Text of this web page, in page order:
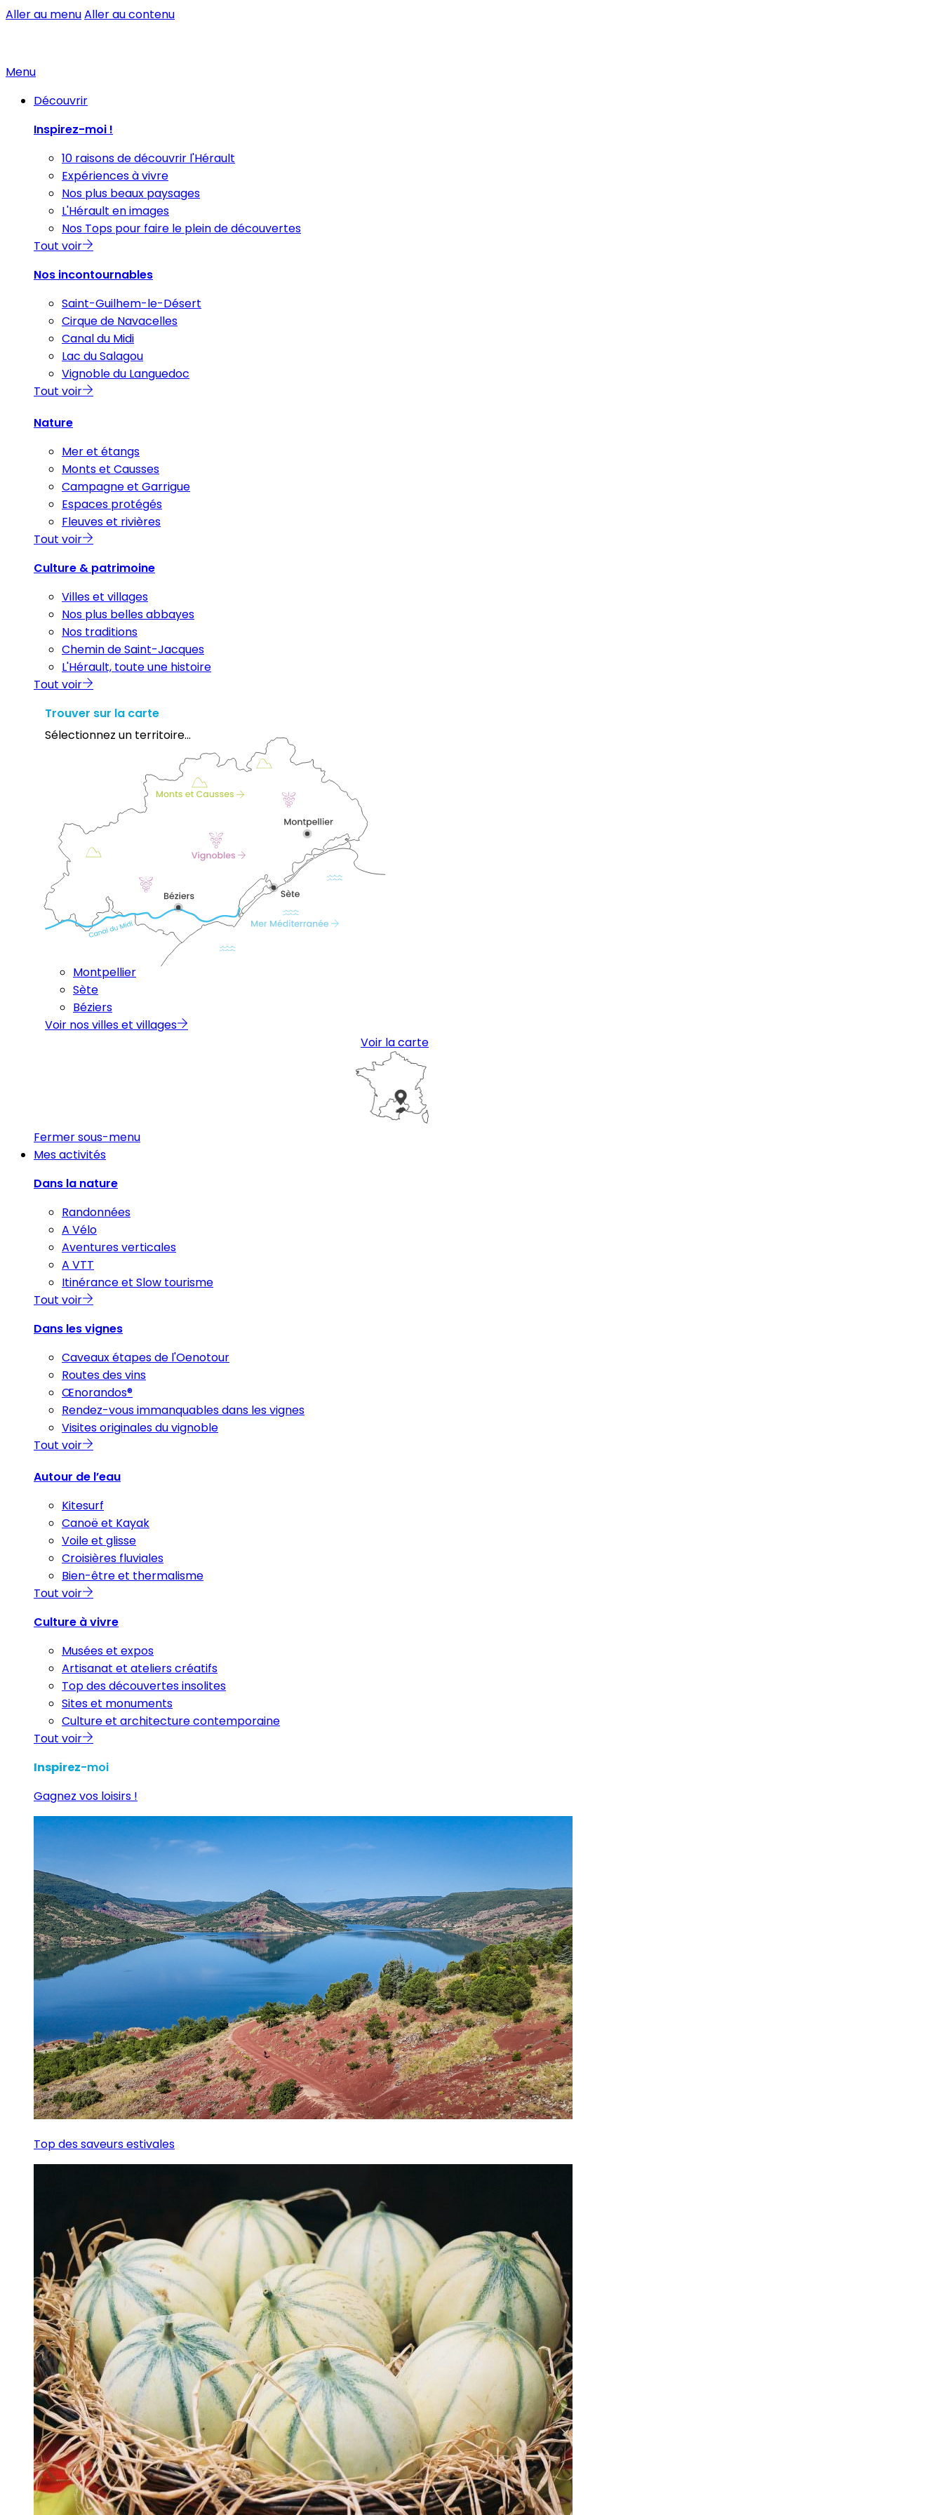
Aller au menuAller au contenu
Menu
Découvrir
Inspirez-moi !
10 raisons de découvrir l'Hérault
Expériences à vivre
Nos plus beaux paysages
L'Hérault en images
Nos Tops pour faire le plein de découvertes
Tout voir
Nos incontournables
Saint-Guilhem-le-Désert
Cirque de Navacelles
Canal du Midi
Lac du Salagou
Vignoble du Languedoc
Tout voir
Nature
Mer et étangs
Monts et Causses
Campagne et Garrigue
Espaces protégés
Fleuves et rivières
Tout voir
Culture & patrimoine
Villes et villages
Nos plus belles abbayes
Nos traditions
Chemin de Saint-Jacques
L'Hérault, toute une histoire
Tout voir
Trouver sur la carte
Sélectionnez un territoire...
Montpellier
Sète
Béziers
Voir nos villes et villages
Voir la carte
Fermer sous-menu
Mes activités
Dans la nature
Randonnées
A Vélo
Aventures verticales
A VTT
Itinérance et Slow tourisme
Tout voir
Dans les vignes
Caveaux étapes de l'Oenotour
Routes des vins
Œnorandos®
Rendez-vous immanquables dans les vignes
Visites originales du vignoble
Tout voir
Autour de l’eau
Kitesurf
Canoë et Kayak
Voile et glisse
Croisières fluviales
Bien-être et thermalisme
Tout voir
Culture à vivre
Musées et expos
Artisanat et ateliers créatifs
Top des découvertes insolites
Sites et monuments
Culture et architecture contemporaine
Tout voir
Inspirez-moi
Gagnez vos loisirs !
Top des saveurs estivales